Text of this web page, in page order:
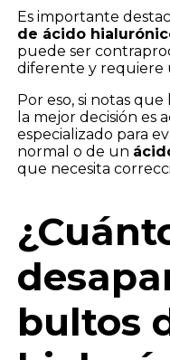
Es importante
de ácido
puede ser
diferente y requiere
Por eso, si notas
la mejor decisión es
especializado para
normal o de un
que necesita
bultos